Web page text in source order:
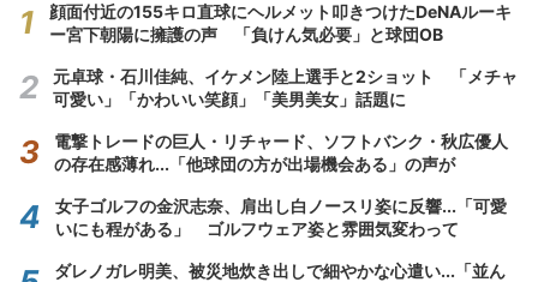
顔面付近の155キロ直球にヘルメット叩きつけたDeNAルーキ
ー宮下朝陽に擁護の声 「負けん気必要」と球団OB
元卓球・石川佳純、イケメン陸上選手と2ショット 「メチャ
可愛い」「かわいい笑顔」「美男美女」話題に
電撃トレードの巨人・リチャード、ソフトバンク・秋広優人
の存在感薄れ...「他球団の方が出場機会ある」の声が
女子ゴルフの金沢志奈、肩出し白ノースリ姿に反響...「可愛
いにも程がある」 ゴルフウェア姿と雰囲気変わって
ダレノガレ明美、被災地炊き出しで細やかな心遣い...「並ん